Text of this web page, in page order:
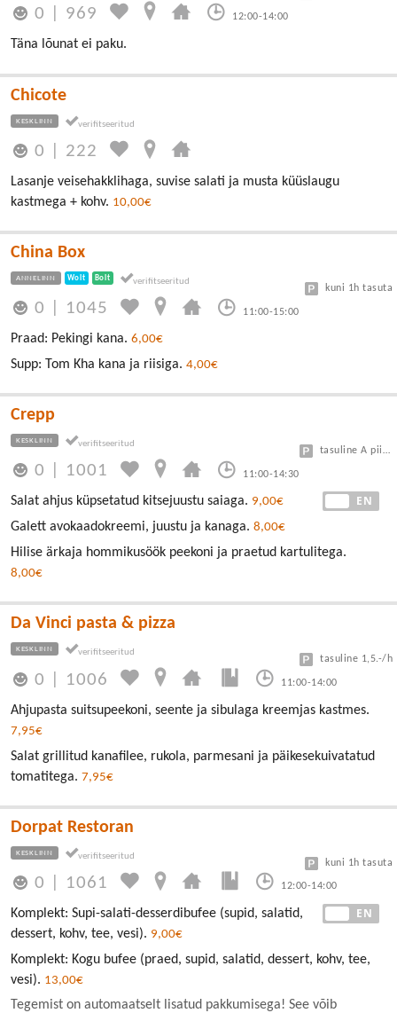
0 969 12:00-14:00
Täna lõunat ei paku.
Chicote
KESKLINN
0 222
Lasanje veisehakklihaga, suvise salati ja musta küüslaugu
kastmega + kohv. 10,00€
China Box
ANNELINN Wolt Bolt
0 1045 11:00-15:00
kuni 1h tasuta
Praad: Pekingi kana. 6,00€
Supp: Tom Kha kana ja riisiga. 4,00€
Crepp
KESKLINN
0 1001 11:00-14:30
tasuline A piirkond
EN
Salat ahjus küpsetatud kitsejuustu saiaga. 9,00€
Galett avokaadokreemi, juustu ja kanaga. 8,00€
Hilise ärkaja hommikusöök peekoni ja praetud kartulitega.
8,00€
Da Vinci pasta & pizza
KESKLINN
0 1006 11:00-14:00
tasuline 1,5.-/h
Ahjupasta suitsupeekoni, seente ja sibulaga kreemjas kastmes.
7,95€
Salat grillitud kanafilee, rukola, parmesani ja päikesekuivatatud
tomatitega. 7,95€
Dorpat Restoran
KESKLINN
0 1061 12:00-14:00
kuni 1h tasuta
EN
Komplekt: Supi-salati-desserdibufee (supid, salatid,
dessert, kohv, tee, vesi). 9,00€
Komplekt: Kogu bufee (praed, supid, salatid, dessert, kohv, tee,
vesi). 13,00€
Tegemist on automaatselt lisatud pakkumisega! See võib